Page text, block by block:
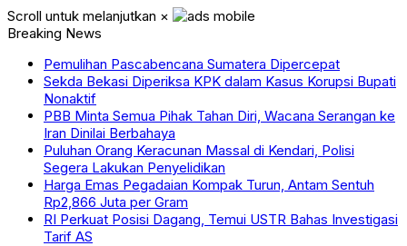
Scroll untuk melanjutkan ×
Breaking News
Pemulihan Pascabencana Sumatera Dipercepat
Sekda Bekasi Diperiksa KPK dalam Kasus Korupsi Bupati
Nonaktif
PBB Minta Semua Pihak Tahan Diri, Wacana Serangan ke
Iran Dinilai Berbahaya
Puluhan Orang Keracunan Massal di Kendari, Polisi
Segera Lakukan Penyelidikan
Harga Emas Pegadaian Kompak Turun, Antam Sentuh
Rp2,866 Juta per Gram
RI Perkuat Posisi Dagang, Temui USTR Bahas Investigasi
Tarif AS